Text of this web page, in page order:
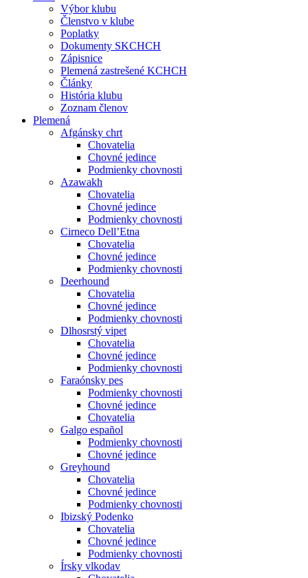
Výbor klubu
Členstvo v klube
Poplatky
Dokumenty SKCHCH
Zápisnice
Plemená zastrešené KCHCH
Články
História klubu
Zoznam členov
Plemená
Afgánsky chrt
Chovatelia
Chovné jedince
Podmienky chovnosti
Azawakh
Chovatelia
Chovné jedince
Podmienky chovnosti
Cirneco Dell’Etna
Chovatelia
Chovné jedince
Podmienky chovnosti
Deerhound
Chovatelia
Chovné jedince
Podmienky chovnosti
Dlhosrstý vipet
Chovatelia
Chovné jedince
Podmienky chovnosti
Faraónsky pes
Podmienky chovnosti
Chovné jedince
Chovatelia
Galgo español
Podmienky chovnosti
Chovné jedince
Greyhound
Chovatelia
Chovné jedince
Podmienky chovnosti
Ibizský Podenko
Chovatelia
Chovné jedince
Podmienky chovnosti
Írsky vlkodav